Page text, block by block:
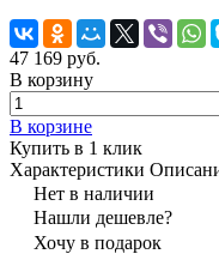
47 169 руб.
В корзину
В корзине
Купить в 1 клик
Характеристики
Нет в наличии
Нашли дешевле?
Хочу в подарок